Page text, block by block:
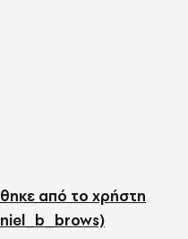
από το χρήστη